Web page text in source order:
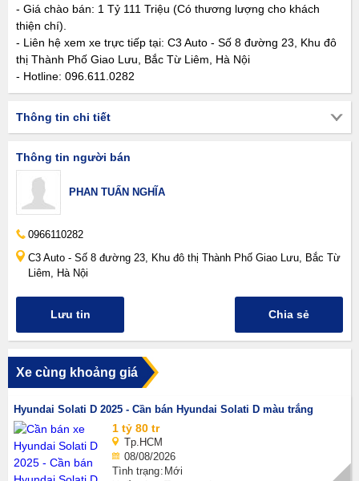
- Giá chào bán: 1 Tỷ 111 Triệu (Có thương lượng cho khách
thiện chí).
- Liên hệ xem xe trực tiếp tại: C3 Auto - Số 8 đường 23, Khu đô
thị Thành Phố Giao Lưu, Bắc Từ Liêm, Hà Nội
- Hotline: 096.611.0282
Thông tin chi tiết
Thông tin người bán
PHAN TUẤN NGHĨA
0966110282
C3 Auto - Số 8 đường 23, Khu đô thị Thành Phố Giao Lưu, Bắc Từ
Liêm, Hà Nội
Lưu tin Chia sẻ
Xe cùng khoảng giá
Hyundai Solati D 2025 - Cần bán Hyundai Solati D màu trắng
1 tỷ 80 tr
Tp.HCM
08/08/2026
Tình trạng Mới